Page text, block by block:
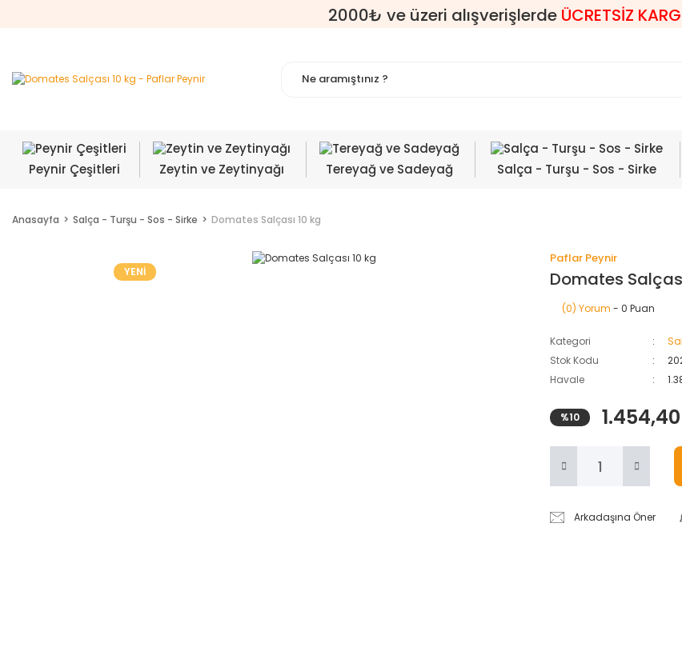
2000₺ ve üzeri alışverişlerde ÜCRETSİZ
Peynir Çeşitleri Zeytin ve Zeytinyağı Tereyağ ve Sadeyağ Salça - Turşu - Sos - Sirke
Anasayfa Salça - Turşu - Sos - Sirke Domates Salçası 10 kg
YENİ
Paflar Peynir
Domates
(0) Yorum - 0 Puan
Kategori
Stok Kodu
Havale
%10
Arkadaşına Öner